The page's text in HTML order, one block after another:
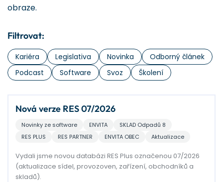
obraze.
Filtrovat:
Kariéra Legislativa Novinka
Odborný článek
Podcast
Software Svoz Školení
Nová verze RES 07/2026
Novinky ze software ENVITA
SKLAD Odpadů 8
RES PLUS
RES PARTNER ENVITA OBEC Aktualizace
Vydali jsme novou databázi RES Plus označenou 07/2026
(aktualizace sídel, provozoven, zařízení, obchodníků a
skladů).